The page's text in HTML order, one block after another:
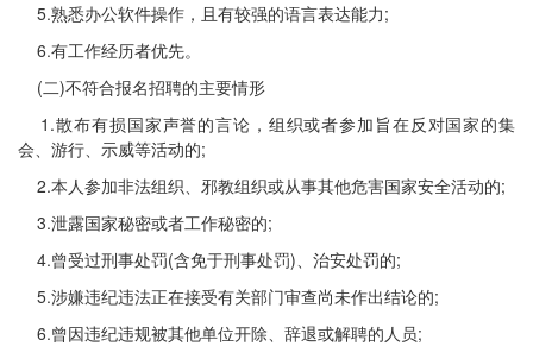
5.熟悉办公软件操作，且有较强的语言表达能力;
6.有工作经历者优先。
(二)不符合报名招聘的主要情形
1.散布有损国家声誉的言论，组织或者参加旨在反对国家的集
会、游行、示威等活动的;
2.本人参加非法组织、邪教组织或从事其他危害国家安全活动的;
3.泄露国家秘密或者工作秘密的;
4.曾受过刑事处罚(含免于刑事处罚)、治安处罚的;
5.涉嫌违纪违法正在接受有关部门审查尚未作出结论的;
6.曾因违纪违规被其他单位开除、辞退或解聘的人员;